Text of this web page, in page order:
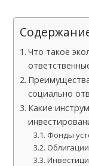
Что такое
социально
Какие
Фонды